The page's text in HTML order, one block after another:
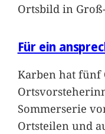
Ortsbild in
Für ein
Karben hat fünf
Sommerserie
Ortsteilen und